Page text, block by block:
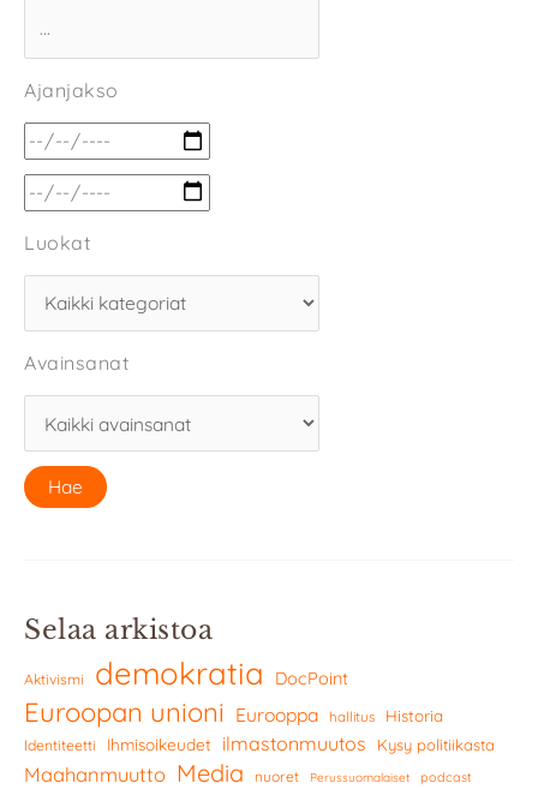
Ajanjakso
Luokat
Avainsanat
Selaa arkistoa
Aktivismi demokratia DocPoint
Euroopan unioni Eurooppa hallitus Historia
Identiteetti Ihmisoikeudet ilmastonmuutos Kysy politiikasta
Maahanmuutto Media nuoret Perussuomalaiset podcast